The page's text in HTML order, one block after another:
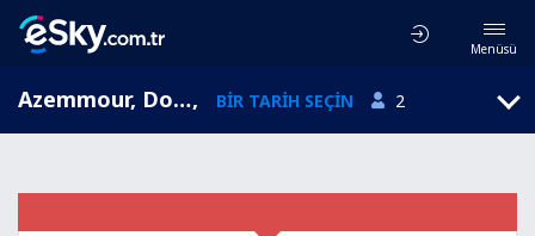
Menüsü
Azemmour, Doukkala-Abda, Fas, BIR TARIH SEÇIN 2